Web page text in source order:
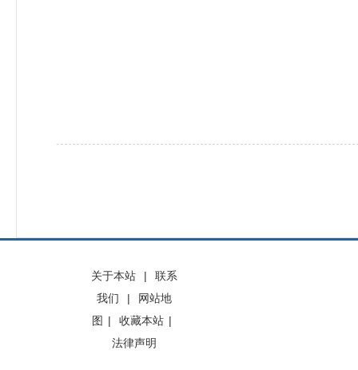
关于本站 |
联系
我们
|
网站地
图 | 收藏本站 |
法律声明